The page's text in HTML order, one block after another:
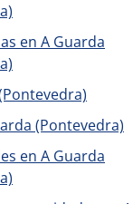
en A Guarda
(Pontevedra)
en A Guarda